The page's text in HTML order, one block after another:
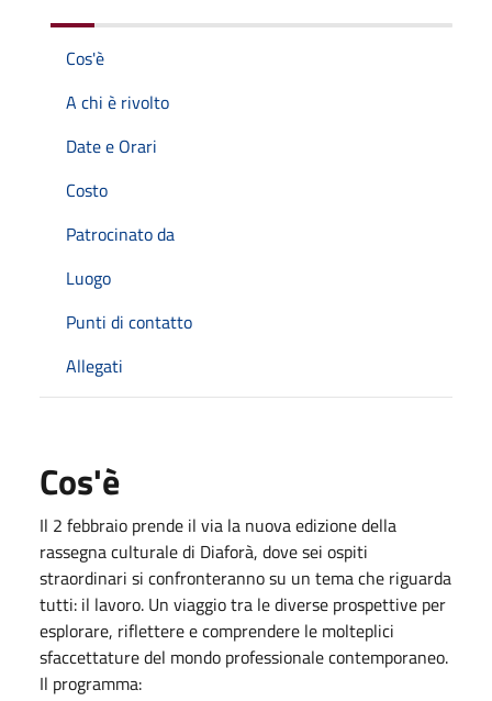
Cos'è
A chi è rivolto
Date e Orari
Costo
Patrocinato da
Luogo
Punti di contatto
Allegati
Cos'è
Il 2 febbraio prende il via la nuova edizione della
rassegna culturale di Diaforà, dove sei ospiti
straordinari si confronteranno su un tema che riguarda
tutti: il lavoro. Un viaggio tra le diverse prospettive per
esplorare, riflettere e comprendere le molteplici
sfaccettature del mondo professionale contemporaneo.
Il programma: